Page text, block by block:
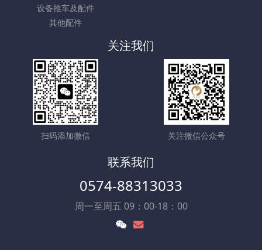
设备推车及配件
其他配件
关注我们
扫码添加微信 关注微信公众号
联系我们
0574-88313033
周一至周五 09：00-18：00